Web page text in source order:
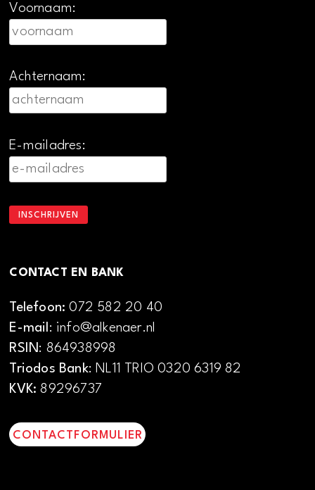
Voornaam:
Achternaam:
E-mailadres:
CONTACT EN BANK
Telefoon:072 582 20 40
E-mail: info@alkenaer.nl
RSIN: 864938998
Triodos Bank: NL11 TRIO 0320 6319 82
KVK: 89296737
CONTACTFORMULIER